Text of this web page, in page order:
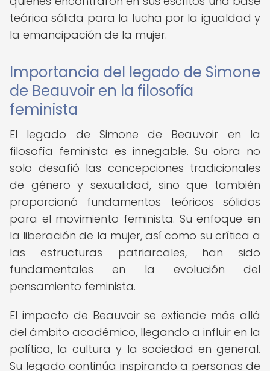
teórica sólida para la lucha por la igualdad y
la emancipación de la mujer.
Importancia del legado de Simone
de Beauvoir en la filosofía
feminista
El legado de Simone de Beauvoir en la
filosofía feminista es innegable. Su obra no
solo desafió las concepciones tradicionales
de género y sexualidad, sino que también
proporcionó fundamentos teóricos sólidos
para el movimiento feminista. Su enfoque en
la liberación de la mujer, así como su crítica a
las estructuras patriarcales, han sido
fundamentales en la evolución del
pensamiento feminista.
El impacto de Beauvoir se extiende más allá
del ámbito académico, llegando a influir en la
política, la cultura y la sociedad en general.
Su legado continúa inspirando a personas de